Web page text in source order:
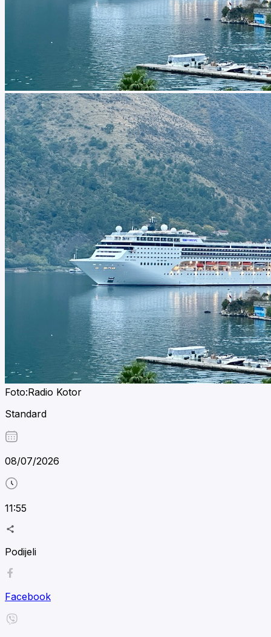
Foto:Radio Kotor
Standard
08/07/2026
11:55
Podijeli
Facebook